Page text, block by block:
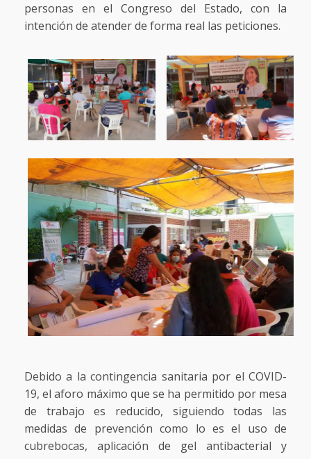
personas en el Congreso del Estado, con la
intención de atender de forma real las peticiones.
Debido a la contingencia sanitaria por el COVID-
19, el aforo máximo que se ha permitido por mesa
de trabajo es reducido, siguiendo todas las
medidas de prevención como lo es el uso de
cubrebocas, aplicación de gel antibacterial y